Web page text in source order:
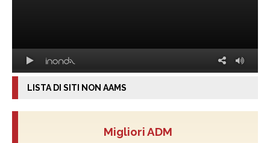
LISTA DI SITI NON AAMS
Migliori ADM